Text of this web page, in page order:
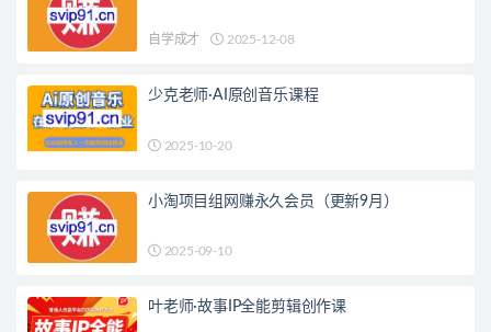
自学成才 2025-12-08
少克老师·AI原创音乐课程
2025-10-20
小淘项目组网赚永久会员（更新9月）
2025-09-10
叶老师·故事IP全能剪辑创作课